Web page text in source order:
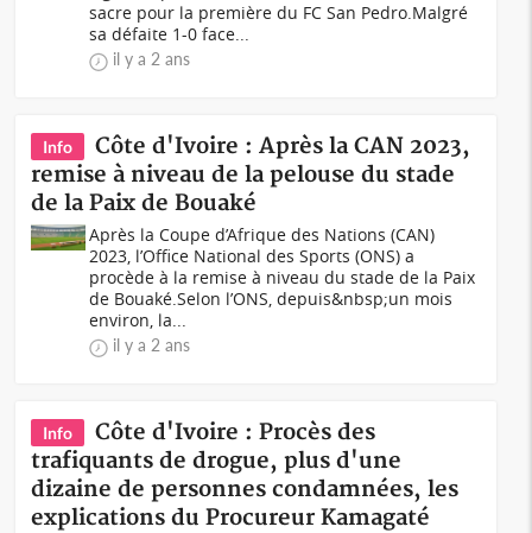
sacre pour la première du FC San Pedro.Malgré
sa défaite 1-0 face...
il y a 2 ans
Info
Côte d'Ivoire : Après la CAN 2023,
remise à niveau de la pelouse du stade
de la Paix de Bouaké
Après la Coupe d’Afrique des Nations (CAN)
2023, l’Office National des Sports (ONS) a
procède à la remise à niveau du stade de la Paix
de Bouaké.Selon l’ONS, depuis&nbsp;un mois
environ, la...
il y a 2 ans
Info
Côte d'Ivoire : Procès des
trafiquants de drogue, plus d'une
dizaine de personnes condamnées, les
explications du Procureur Kamagaté